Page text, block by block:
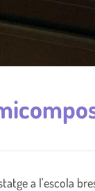
a l'escola